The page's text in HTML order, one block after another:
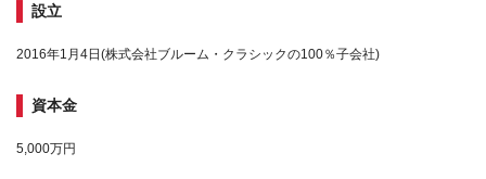
設立
2016年1月4日(株式会社ブルーム・クラシックの100％子会社)
資本金
5,000万円